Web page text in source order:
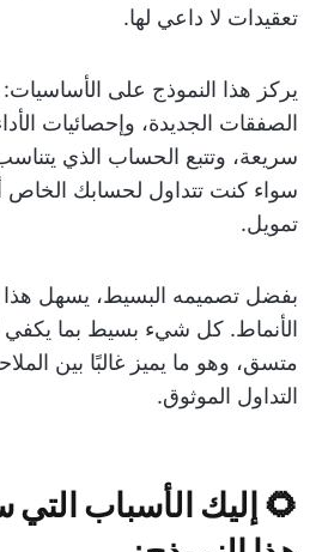
تعقيدات لا داعي لها.
يركز هذا النموذج على
الصفقات الجديدة، وإحصائيات
سريعة، وتتبع الحساب الذي
سواء كنت تتداول لحسابك
تمويل.
بفضل تصميمه البسيط، يسهل هذا
الأنماط. كل شيء بسيط بما
متسق، وهو ما يميز غالبًا بين
التداول الموثوق.
🌻 إليك الأسباب